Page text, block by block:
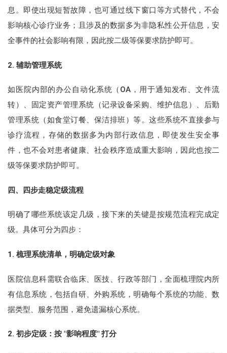
息。即使出现短暂故障，也可通过线下窗口等方式替代，不会
影响核心诊疗业务；且涉及的数据多为非隐私性公开信息，安
全事件的社会影响有限，因此按二级等保要求防护即可。
2. 辅助管理系统
如医院内部的办公自动化系统（OA，用于通知发布、文件流
转）、固定资产管理系统（记录设备采购、维护信息）、后勤
管理系统（如食堂订餐、保洁排班）等。这些系统不直接参与
诊疗流程，存储的数据多为内部行政信息，即使发生安全事
件，也不会对患者健康、社会秩序造成重大影响，因此也按二
级等保要求防护即可。
四、四步走稳定级流程
明确了哪些系统该定几级，接下来的关键是按规范流程完成定
级。具体可分为四步：
1. 梳理系统清单，明确定级对象
医院信息科需联合临床、医技、行政等部门，全面梳理院内所
有信息系统，包括自研、外购系统，明确每个系统的功能、数
据类型、服务范围，避免遗漏核心系统。
2. 初步定级：按 "影响程度" 打分